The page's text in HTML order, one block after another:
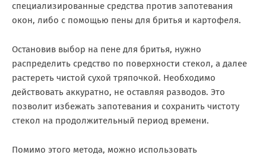
специализированные средства против запотевания
окон, либо с помощью пены для бритья и картофеля.
Остановив выбор на пене для бритья, нужно
распределить средство по поверхности стекол, а далее
растереть чистой сухой тряпочкой. Необходимо
действовать аккуратно, не оставляя разводов. Это
позволит избежать запотевания и сохранить чистоту
стекол на продолжительный период времени.
Помимо этого метода, можно использовать